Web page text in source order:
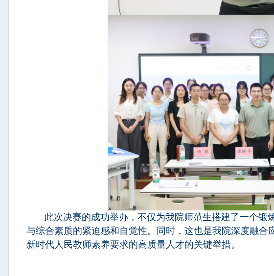
此次决赛的成功举办，不仅为我院师范生搭建了一个
与综合素质的紧迫感和自觉性。同时，这也是我院深度融
新时代人民教师素养要求的高质量人才的关键举措。